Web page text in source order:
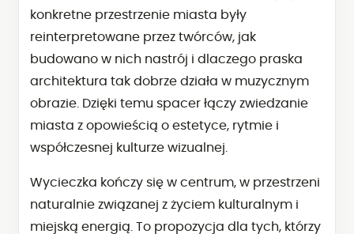
konkretne przestrzenie miasta były
reinterpretowane przez twórców, jak
budowano w nich nastrój i dlaczego praska
architektura tak dobrze działa w muzycznym
obrazie. Dzięki temu spacer łączy zwiedzanie
miasta z opowieścią o estetyce, rytmie i
współczesnej kulturze wizualnej.
Wycieczka kończy się w centrum, w przestrzeni
naturalnie związanej z życiem kulturalnym i
miejską energią. To propozycja dla tych, którzy